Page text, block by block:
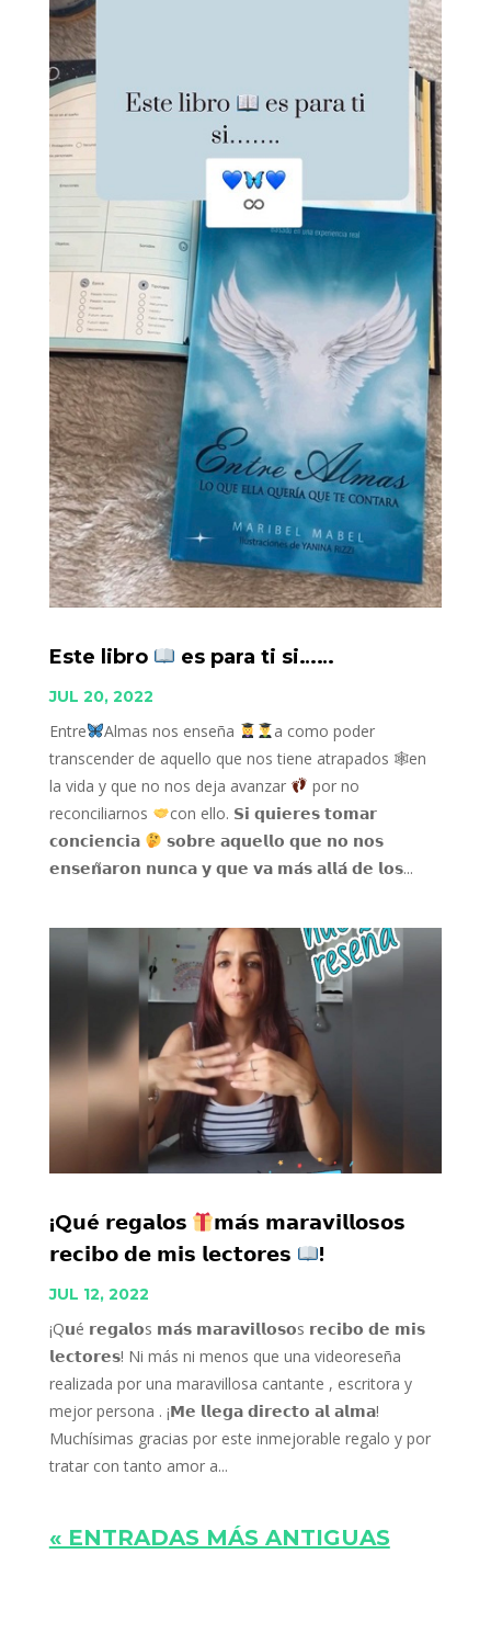
Este libro es para ti si……
JUL 20, 2022
Entre Almas nos enseña
a como poder
transcender de aquello que nos tiene atrapados 🕸en
la vida y que no nos deja avanzar
por no
reconciliarnos
con ello. 𝗦𝗶 𝗾𝘂𝗶𝗲𝗿𝗲𝘀 𝘁𝗼𝗺𝗮𝗿
𝗰𝗼𝗻𝗰𝗶𝗲𝗻𝗰𝗶𝗮
𝘀𝗼𝗯𝗿𝗲 𝗮𝗾𝘂𝗲𝗹𝗹𝗼 𝗾𝘂𝗲 𝗻𝗼 𝗻𝗼𝘀
𝗲𝗻𝘀𝗲𝗻̃𝗮𝗿𝗼𝗻 𝗻𝘂𝗻𝗰𝗮 𝘆 𝗾𝘂𝗲 𝘃𝗮 𝗺𝗮́𝘀 𝗮𝗹𝗹𝗮́ 𝗱𝗲 𝗹𝗼𝘀...
¡Q𝘂é 𝗿𝗲𝗴𝗮𝗹𝗼s
𝗺𝗮́𝘀 𝗺𝗮𝗿𝗮𝘃𝗶𝗹𝗹𝗼𝘀𝗼s
𝗿𝗲𝗰𝗶𝗯𝗼 𝗱𝗲 𝗺𝗶𝘀 𝗹𝗲𝗰𝘁𝗼𝗿𝗲𝘀
!
JUL 12, 2022
¡Q𝘂é 𝗿𝗲𝗴𝗮𝗹𝗼s 𝗺𝗮́𝘀 𝗺𝗮𝗿𝗮𝘃𝗶𝗹𝗹𝗼𝘀𝗼s 𝗿𝗲𝗰𝗶𝗯𝗼 𝗱𝗲 𝗺𝗶𝘀
𝗹𝗲𝗰𝘁𝗼𝗿𝗲𝘀! Ni más ni menos que una videoreseña
realizada por una maravillosa cantante , escritora y
mejor persona . ¡𝗠𝗲 𝗹𝗹𝗲𝗴𝗮 𝗱𝗶𝗿𝗲𝗰𝘁𝗼 𝗮𝗹 𝗮𝗹𝗺𝗮!
Muchísimas gracias por este inmejorable regalo y por
tratar con tanto amor a...
« ENTRADAS MÁS ANTIGUAS